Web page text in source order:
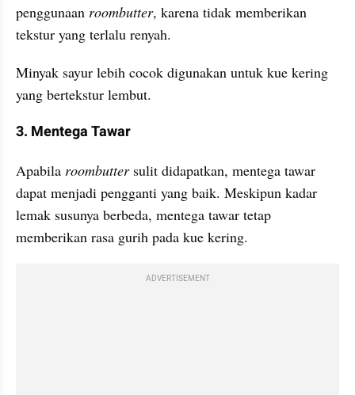
penggunaan roombutter, karena tidak memberikan
tekstur yang terlalu renyah.
Minyak sayur lebih cocok digunakan untuk kue kering
yang bertekstur lembut.
3. Mentega Tawar
Apabila roombutter sulit didapatkan, mentega tawar
dapat menjadi pengganti yang baik. Meskipun kadar
lemak susunya berbeda, mentega tawar tetap
memberikan rasa gurih pada kue kering.
ADVERTISEMENT